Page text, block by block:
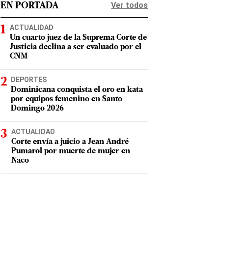
EN PORTADA Ver todos
ACTUALIDAD
Un cuarto juez de la Suprema Corte de
Justicia declina a ser evaluado por el
CNM
DEPORTES
Dominicana conquista el oro en kata
por equipos femenino en Santo
Domingo 2026
ACTUALIDAD
Corte envía a juicio a Jean André
Pumarol por muerte de mujer en
Naco